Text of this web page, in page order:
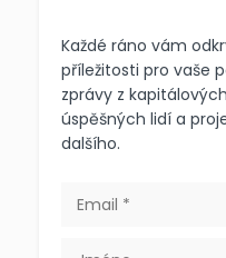
Každé ráno vám
příležitosti pro vaše
zprávy z
úspěšných lidí a
dalšího.